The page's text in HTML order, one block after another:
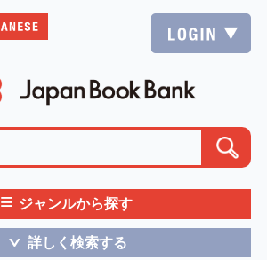
≡ ジャンルから探す
＞ 詳しく検索する